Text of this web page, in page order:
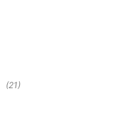
(21)